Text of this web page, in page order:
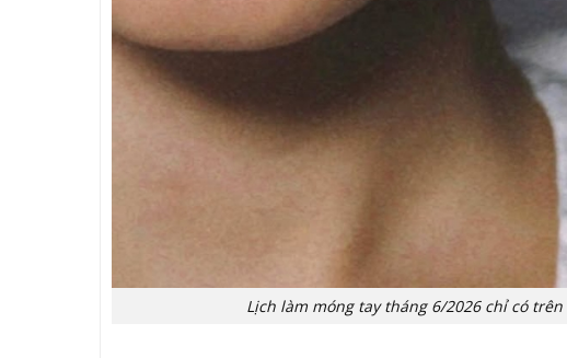
Lịch làm móng tay tháng 6/2026 chỉ có